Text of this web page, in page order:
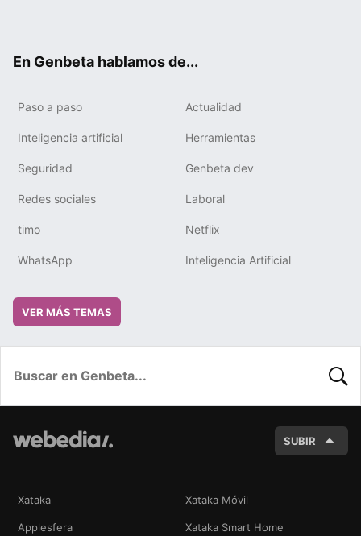
En Genbeta hablamos de...
Paso a paso Actualidad
Inteligencia artificial Herramientas
Seguridad Genbeta dev
Redes sociales Laboral
timo Netflix
WhatsApp Inteligencia Artificial
VER MÁS TEMAS
SUBIR
Xataka Xataka Móvil
Applesfera Xataka Smart Home